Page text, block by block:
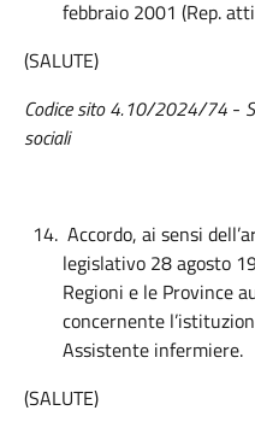
febbraio 2001 (Rep.
(SALUTE)
Codice sito 4.10/2024/74 -
sociali
Accordo, ai sensi
legislativo 28 agosto
Regioni e le Province
concernente
Assistente infermiere.
(SALUTE)